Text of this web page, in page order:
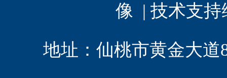
像 | 技术支持
地址：仙桃市黄金大道